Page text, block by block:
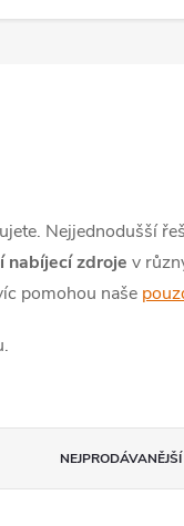
Nejjednodušší
nabíjecí zdroje v
pomohou naše
NEJPRODÁVANĚJŠÍ